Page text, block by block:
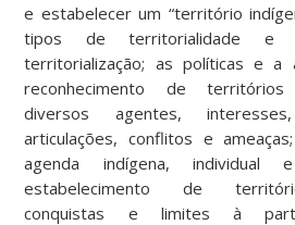
e estabelecer um “território
tipos de territorialidade e
territorialização; as políticas e a
reconhecimento de
diversos agentes,
articulações, conflitos e
agenda indígena, individual
estabelecimento de
conquistas e limites à